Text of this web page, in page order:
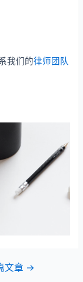
我们的律师团队
文章 →